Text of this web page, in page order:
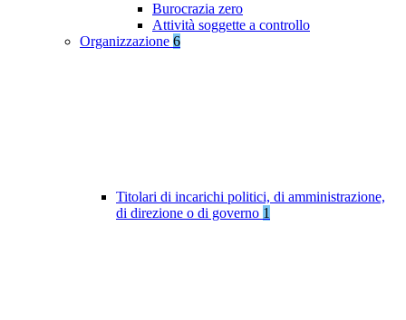
Burocrazia zero
Attività soggette a controllo
Organizzazione 6
Titolari di incarichi politici, di amministrazione,
di direzione o di governo 1